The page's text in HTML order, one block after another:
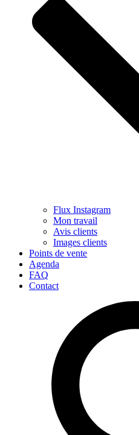
Flux Instagram
Mon travail
Avis clients
Images clients
Points de vente
Agenda
FAQ
Contact